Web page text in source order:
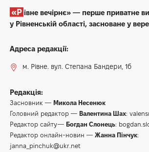
«Рівне вечірнє» — перше приватне
у Рівненській області, засноване у
Адреса редакції:
м. Рівне. вул. Степана Бандери, 1б
Редакція:
Засновник — Микола Несенюк
Головний редактор — Валентина Шах:
Редактор сайту— Богдан Слонець:
Редактор онлайн-новин — Жанна Пінчук:
janna_pinchuk@ukr.net